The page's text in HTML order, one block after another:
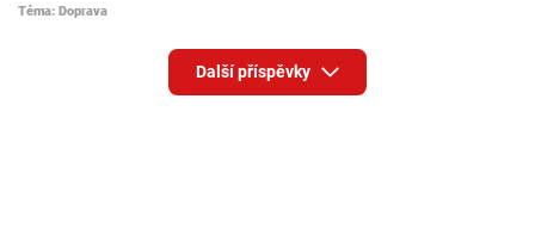
Téma: Doprava
Další příspěvky